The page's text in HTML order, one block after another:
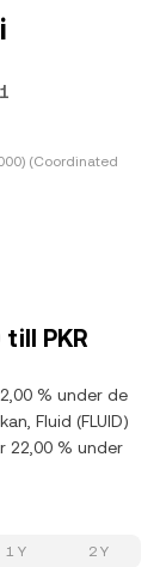
(Coordinated
PKR
% under de
Fluid (FLUID)
22,00 % under
1 Y 2 Y